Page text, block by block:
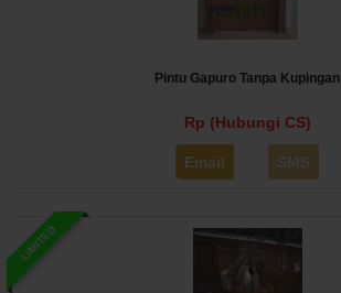
Pintu Gapuro Tanpa Kupingan
Rp (Hubungi CS)
Email SMS
LIMITED